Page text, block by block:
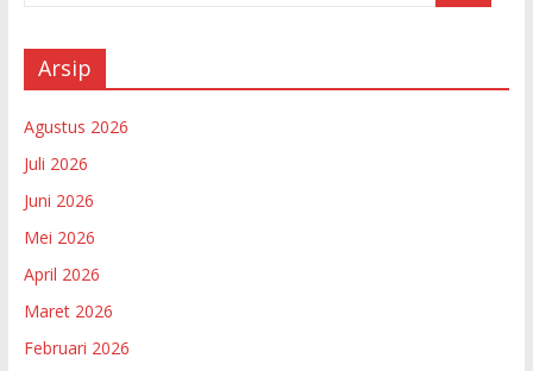
Arsip
Agustus 2026
Juli 2026
Juni 2026
Mei 2026
April 2026
Maret 2026
Februari 2026